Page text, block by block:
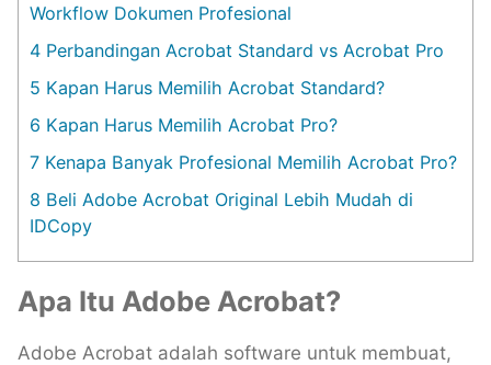
Workflow Dokumen Profesional
4 Perbandingan Acrobat Standard vs Acrobat Pro
5 Kapan Harus Memilih Acrobat Standard?
6 Kapan Harus Memilih Acrobat Pro?
7 Kenapa Banyak Profesional Memilih Acrobat Pro?
8 Beli Adobe Acrobat Original Lebih Mudah di
IDCopy
Apa Itu Adobe Acrobat?
Adobe Acrobat adalah software untuk membuat,